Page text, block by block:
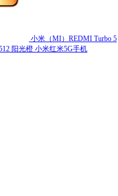
小米（MI）REDMI Turbo 5
阳光橙 小米红米5G手机